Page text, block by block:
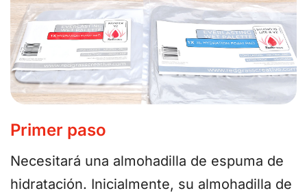
Primer paso
Necesitará una almohadilla de espuma de
hidratación. Inicialmente, su almohadilla de